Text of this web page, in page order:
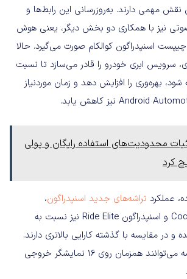
نقش مهمی دارند. به‌روزرسانی این رابط‌ها و
نیز با همکاری دو بخش دیگر، یعنی هوش
اسنپدراگون کوالکام صورت می‌گیرد. حالا
سرویس‌ ابری خودرو را قادر می‌سازد تا نسبت
شود، بهره‌وری را افزایش دهد و زمان موردنیاز
محدودیت‌های استفاده رایگان و پولی
کرد
عملکرد تراشه‌های جدید اسنپدراگون،
اسنپدراگون Cockpit Elite و اسنپدراگون Ride Elite نیز نسبت به
بهتر شده و در مقایسه با گذشته کارایی بالاتری دارند.
برای مثال این دو تراشه می‌توانند همزمان روی ۱۶ نمایشگر خروجی